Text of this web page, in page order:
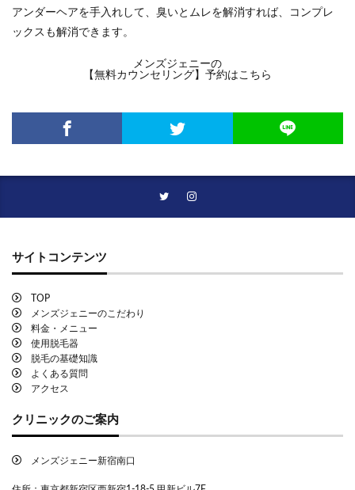
アンダーヘアを手入れして、臭いとムレを解消すれば、コンプレ
ックスも解消できます。
メンズジェニーの
【無料カウンセリング】予約はこちら
サイトコンテンツ
TOP
メンズジェニーのこだわり
料金・メニュー
使用脱毛器
脱毛の基礎知識
よくある質問
アクセス
クリニックのご案内
メンズジェニー新宿南口